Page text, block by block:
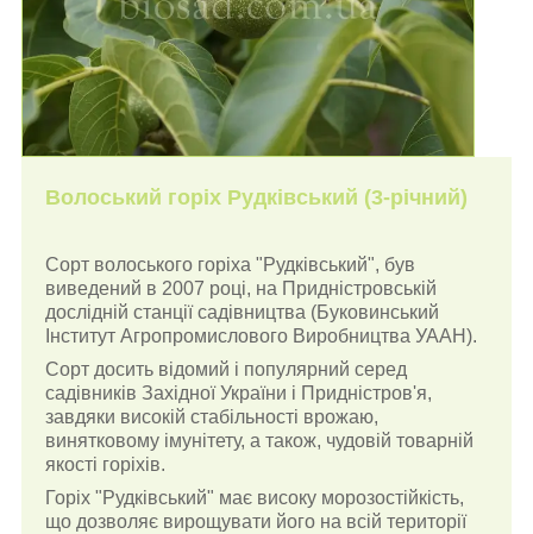
Волоський горіх Рудківський (3-річний)
Сорт волоського горіха "Рудківський", був
виведений в 2007 році, на Придністровській
дослідній станції садівництва (Буковинський
Інститут Агропромислового Виробництва УААН).
Сорт досить відомий і популярний серед
садівників Західної України і Придністров'я,
завдяки високій стабільності врожаю,
винятковому імунітету, а також, чудовій товарній
якості горіхів.
Горіх "Рудківський" має високу морозостійкість,
що дозволяє вирощувати його на всій території